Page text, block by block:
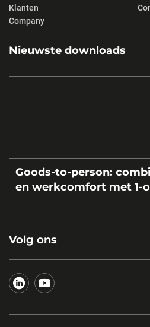
Klanten
Company
Nieuwste downloads
Goods-to-person:
en werkcomfort met 1-
Volg ons